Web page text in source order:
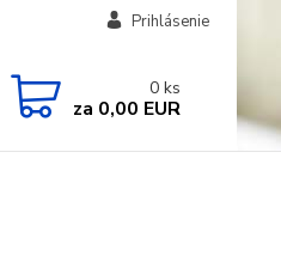
Prihlásenie
0 ks
za 0,00 EUR